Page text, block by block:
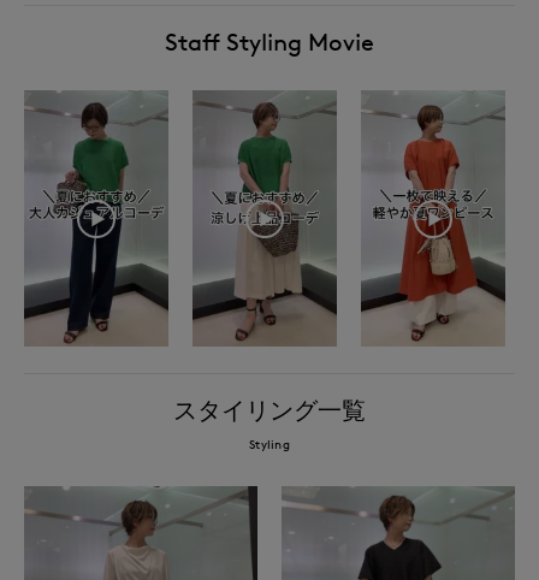
Staff Styling Movie
スタイリング一覧
Styling